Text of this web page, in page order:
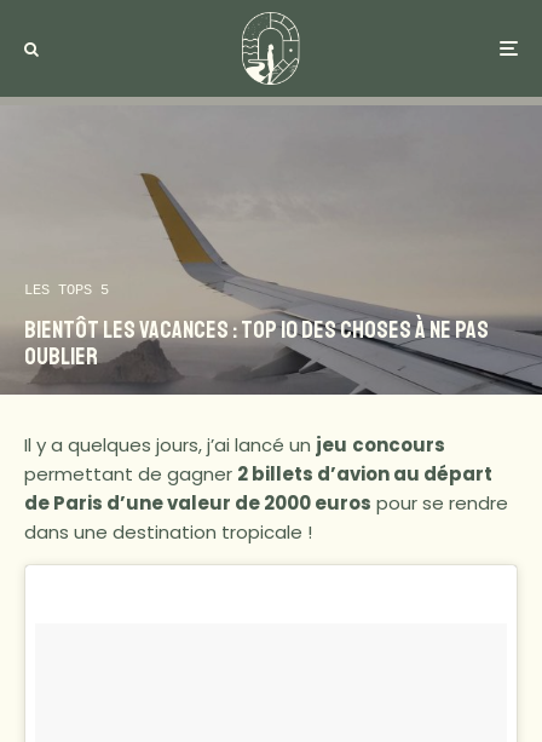
LES TOPS 5
Bientôt les vacances : TOP 10 des choses à ne pas
oublier
Il y a quelques jours, j’ai lancé un jeu concours
permettant de gagner 2 billets d’avion au départ
de Paris d’une valeur de 2000 euros pour se rendre
dans une destination tropicale !